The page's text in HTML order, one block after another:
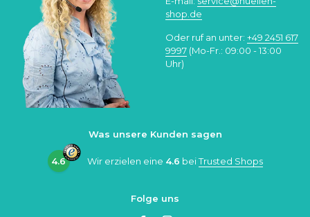
shop.de
Oder ruf an unter: +49 2451 617
9997 (Mo-Fr.: 09:00 - 13:00
Uhr)
Was unsere Kunden sagen
4.6 Wir erzielen eine 4.6 beiTrusted Shops
Folge uns